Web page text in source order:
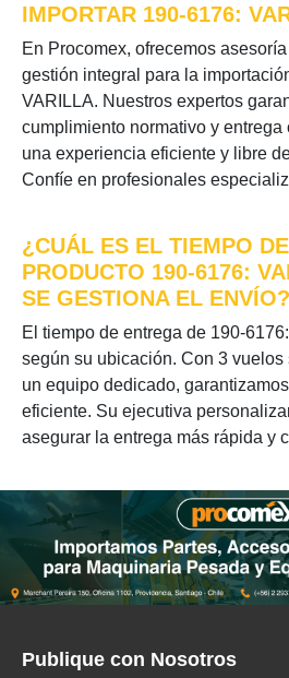
IMPORTAR 190-6176:
En Procomex, ofrecemos
gestión integral para la
VARILLA. Nuestros expertos
cumplimiento normativo y
una experiencia eficiente y libre
Confíe en profesionales
¿CUÁL ES EL TIEMPO
PRODUCTO 190-6176:
SE GESTIONA EL ENVÍO?
El tiempo de entrega de 190-
según su ubicación. Con 3
un equipo dedicado,
eficiente. Su ejecutiva
asegurar la entrega más rápida y
Publique con Nosotros